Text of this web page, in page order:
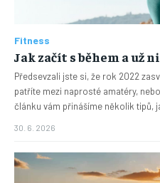
Fitness
Jak začít s během a už
Předsevzali jste si, že rok 2022
patříte mezi naprosté amatéry,
článku vám přinášíme několik tipů,
30. 6. 2026